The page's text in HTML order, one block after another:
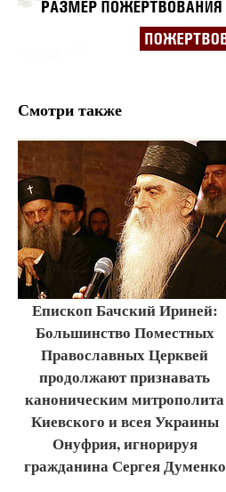
Смотри также
Епископ Бачский Ириней:
Большинство Поместных
Православных Церквей
продолжают признавать
каноническим митрополита
Киевского и всея Украины
Онуфрия, игнорируя
гражданина Сергея Думенко